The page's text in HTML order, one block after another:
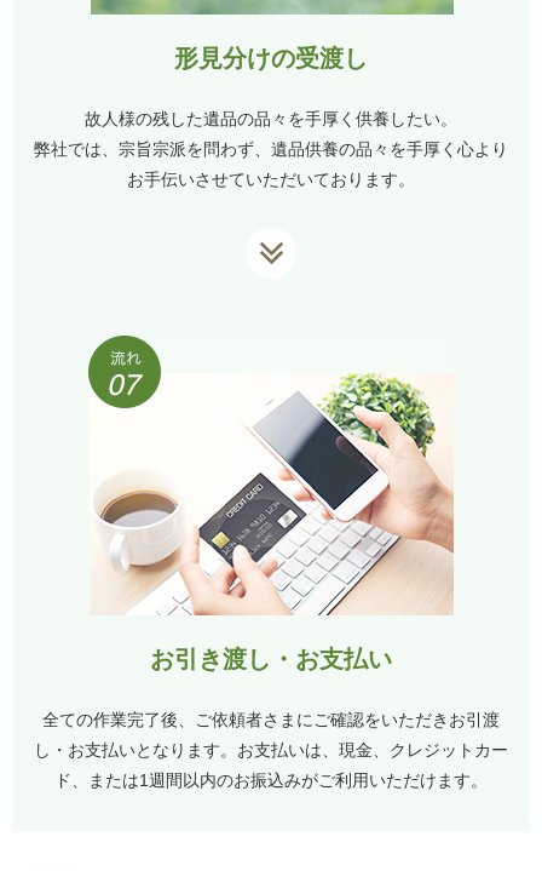
形見分けの受渡し
故人様の残した遺品の品々を手厚く供養したい。
弊社では、宗旨宗派を問わず、遺品供養の品々を手厚く心より
お手伝いさせていただいております。
お引き渡し・お支払い
全ての作業完了後、ご依頼者さまにご確認をいただきお引渡
し・お支払いとなります。お支払いは、現金、クレジットカー
ド、または1週間以内のお振込みがご利用いただけます。